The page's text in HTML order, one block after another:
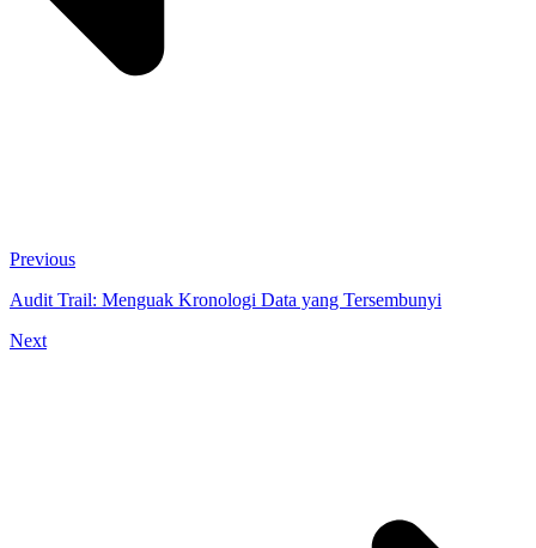
Previous
Audit Trail: Menguak Kronologi Data yang Tersembunyi
Next